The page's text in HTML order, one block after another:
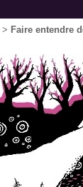
> Faire entendre